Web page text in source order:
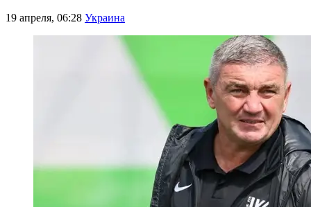
19 апреля, 06:28 Украина